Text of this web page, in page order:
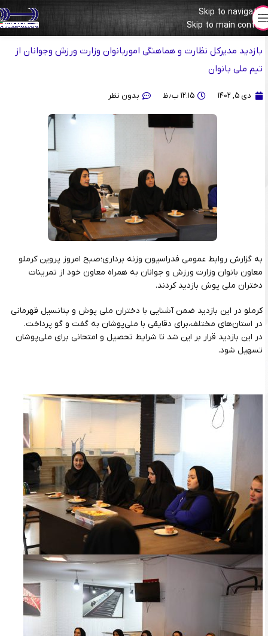
Skip to navigation
Skip to main content
تمرینات دختران ملی پوش
بازدید مدیرکل نظارت و هماهنگی اموربانوان وزارت ورزش وجوانان از
تیم ملی بانوان
دی ۵, ۱۴۰۲ ۱۲:۱۵ ب٫ظ بدون نظر
به گزارش روابط عمومی فدراسیون وزنه برداری؛صبح امروز پروین کرملو
معاون بانوان وزارت ورزش و جوانان به همراه معاون خود از تمرینات
دختران ملی پوش بازدید کردند.
کرملو در این بازدید ضمن آشنایی با دختران ملی پوش و پتانسیل قهرمانی
در استان‌های مختلف،برای دقایقی با ملی‌پوشان به گفت‌ و گو پرداخت.
در این بازدید قرار بر این شد تا شرایط تحصیل و امتحانی برای ملی‌پوشان
تسهیل شود.